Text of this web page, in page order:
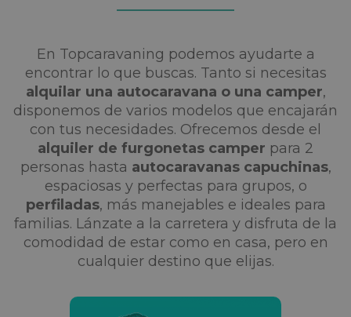
En Topcaravaning podemos ayudarte a
encontrar lo que buscas. Tanto si necesitas
alquilar una autocaravana o una camper,
disponemos de varios modelos que encajarán
con tus necesidades. Ofrecemos desde el
alquiler de furgonetas camper para 2
personas hasta autocaravanas capuchinas,
espaciosas y perfectas para grupos, o
perfiladas, más manejables e ideales para
familias. Lánzate a la carretera y disfruta de la
comodidad de estar como en casa, pero en
cualquier destino que elijas.